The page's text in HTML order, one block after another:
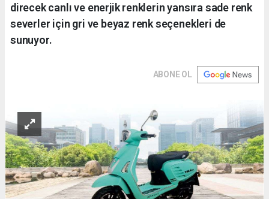
direcek canlı ve enerjik renklerin yansıra sade renk
severler için gri ve beyaz renk seçenekleri de
sunuyor.
ABONE OL